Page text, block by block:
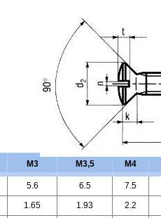
M3 M3,5 M4
5.6 6.5
7.5
1.65 1.93
2.2